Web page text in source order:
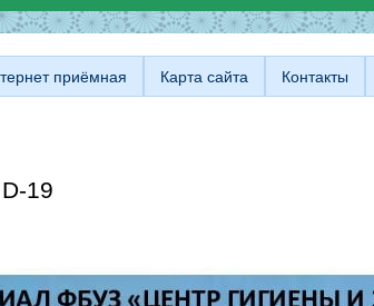
приёмная Карта сайта Контакты
19